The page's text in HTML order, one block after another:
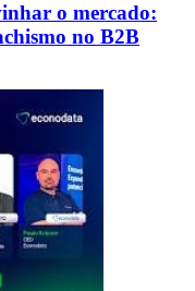
o mercado:
no B2B